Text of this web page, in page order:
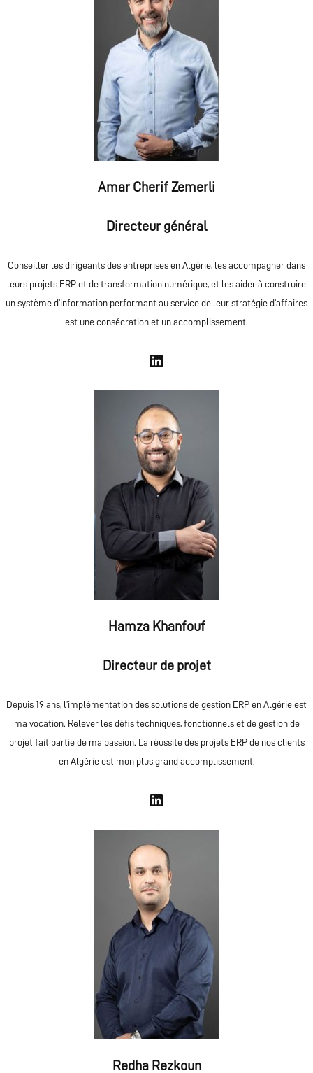
Amar Cherif Zemerli
Directeur général
Conseiller les dirigeants des entreprises en Algérie, les accompagner dans
leurs projets ERP et de transformation numérique, et les aider à construire
un système d’information performant au service de leur stratégie d’affaires
est une consécration et un accomplissement.
Hamza Khanfouf
Directeur de projet
Depuis 19 ans, l’implémentation des solutions de gestion ERP en Algérie est
ma vocation. Relever les défis techniques, fonctionnels et de gestion de
projet fait partie de ma passion. La réussite des projets ERP de nos clients
en Algérie est mon plus grand accomplissement.
Redha Rezkoun